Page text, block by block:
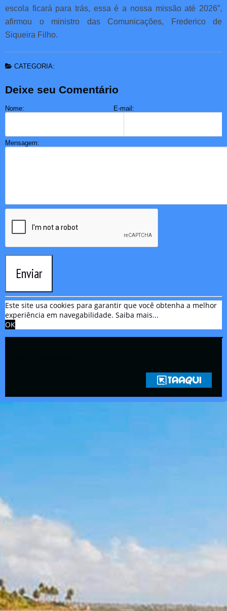
escola ficará para trás, essa é a nossa missão até 2026”,
afirmou o ministro das Comunicações, Frederico de
Siqueira Filho.
CATEGORIA:
Deixe seu Comentário
Nome: E-mail:
Mensagem:
Enviar
Este site usa cookies para garantir que você obtenha a melhor
experiência em navegabilidade. Saiba mais...
OK